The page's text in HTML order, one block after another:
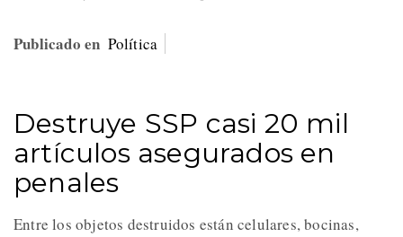
Publicado en Política
Destruye SSP casi 20 mil
artículos asegurados en
penales
Entre los objetos destruidos están celulares, bocinas,